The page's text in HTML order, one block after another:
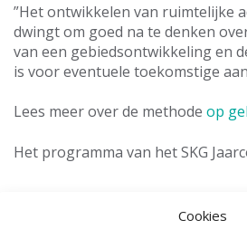
Cookies
”Het ontwikkelen van ruimtelijke
dwingt om goed na te denken
van een gebiedsontwikkeling en
is voor eventuele toekomstige
Lees meer over de methode op
Het programma van het SKG
Wil je het KAN nieuws